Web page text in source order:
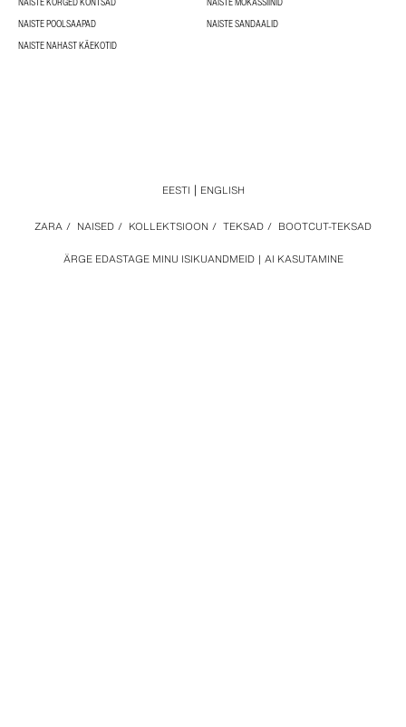
NAISTE POOLSAAPAD
NAISTE SANDAALID
NAISTE NAHAST KÄEKOTID
ÄRGE EDASTAGE MINU ISIKUANDMEID AI KASUTAMINE
ZARA / NAISED / KOLLEKTSIOON / TEKSAD / BOOTCUT-TEKSAD
EESTI ENGLISH